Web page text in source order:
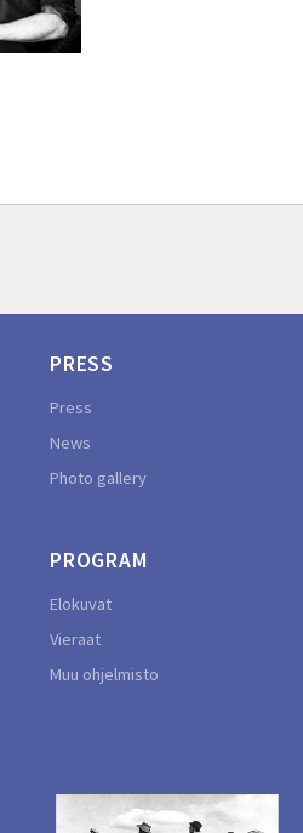
PRESS
Press
News
Photo gallery
PROGRAM
Elokuvat
Vieraat
Muu ohjelmisto